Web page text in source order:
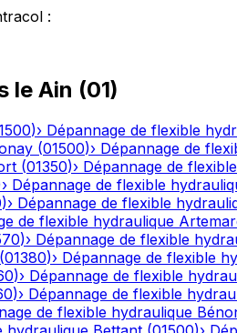
:
le Ain (01)
)› Dépannage de flexible
(01500)› Dépannage de
(01350)› Dépannage de
› Dépannage de flexible
)› Dépannage de flexible
de flexible hydraulique
)› Dépannage de flexible
(01380)› Dépannage de flexible
)› Dépannage de flexible
)› Dépannage de flexible
de flexible hydraulique